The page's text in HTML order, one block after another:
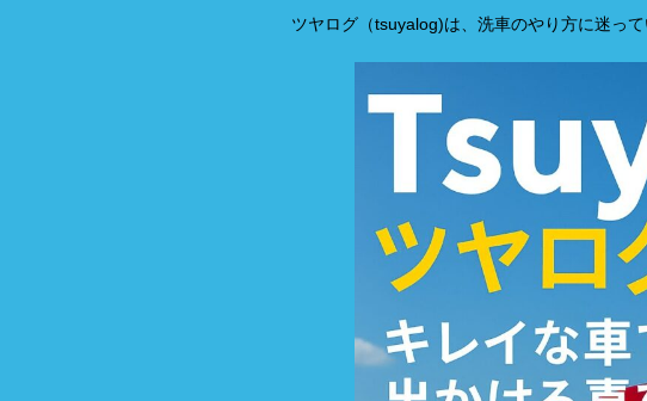
ツヤログ（tsuyalog)は、洗車のやり方に迷っ